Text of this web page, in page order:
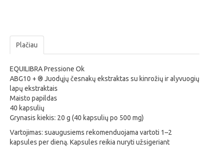
Plačiau
EQUILIBRA Pressione Ok
ABG10 + ® Juodųjų česnakų ekstraktas su kinrožių ir alyvuogių
lapų ekstraktais
Maisto papildas
40 kapsulių
Grynasis kiekis: 20 g (40 kapsulių po 500 mg)
Vartojimas: suaugusiems rekomenduojama vartoti 1–2
kapsules per dieną. Kapsules reikia nuryti užsigeriant